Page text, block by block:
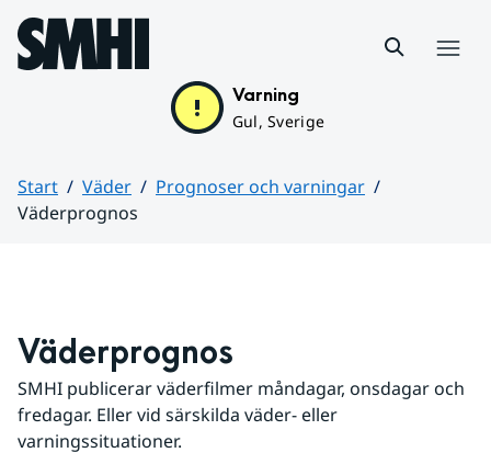
Hoppa till sidans innehåll
Varning
Gul, Sverige
Start Väder
Prognoser och varningar
Väderprognos
Väderprognos
SMHI publicerar väderfilmer måndagar, onsdagar och
fredagar. Eller vid särskilda väder- eller
varningssituationer.